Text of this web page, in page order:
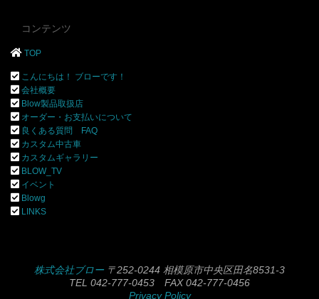
コンテンツ
TOP
こんにちは！ ブローです！
会社概要
Blow製品取扱店
オーダー・お支払いについて
良くある質問 FAQ
カスタム中古車
カスタムギャラリー
BLOW_TV
イベント
Blowg
LINKS
株式会社ブロー 〒252-0244 相模原市中央区田名8531-3
TEL 042-777-0453 FAX 042-777-0456
Privacy Policy